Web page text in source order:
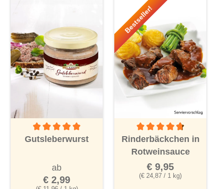
Durchschnittliche Bewertung von 5 von 5 Sternen
Gutsleberwurst
ab
€ 2,99
Bestseller!
Durchschnittliche
Rinderbäckchen in
Rotweinsauce
(€ 24,87 / 1 kg)
€ 9,95